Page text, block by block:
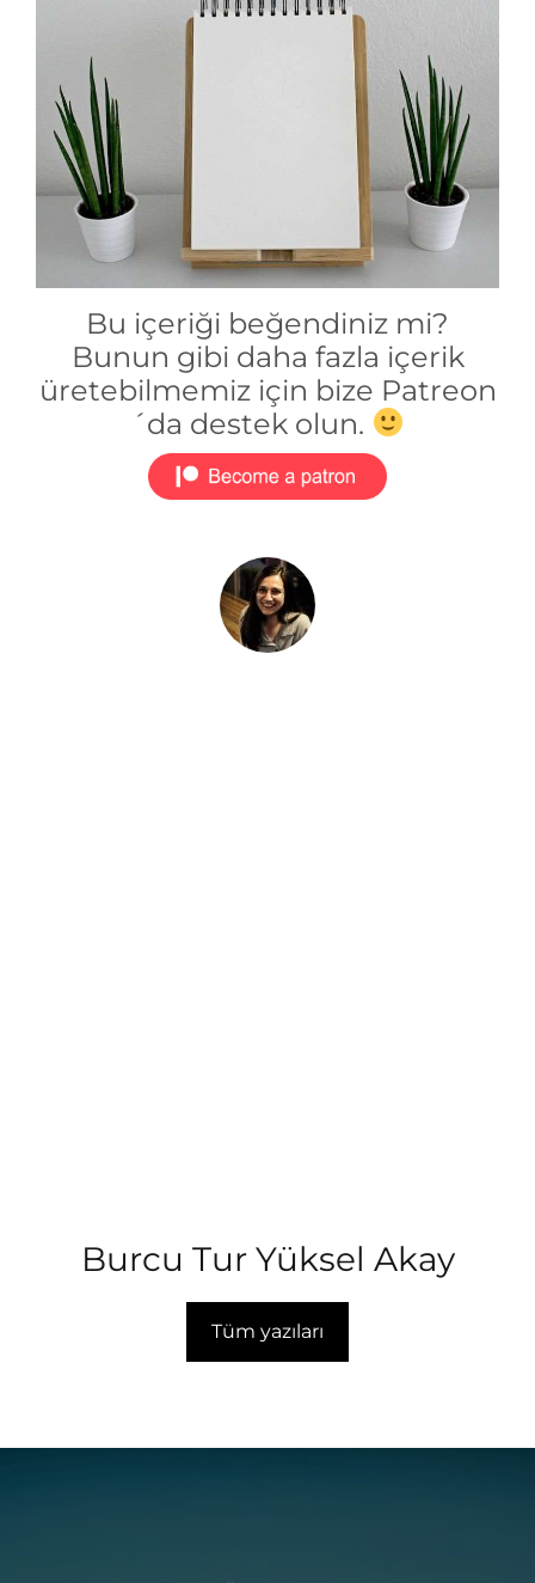
Bu içeriği beğendiniz mi?
Bunun gibi daha fazla içerik
üretebilmemiz için bize Patreon
´da destek olun.
Burcu Tur Yüksel Akay
Tüm yazıları